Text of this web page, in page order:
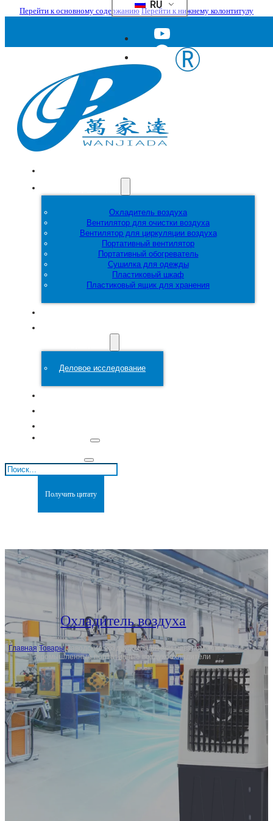
Перейти к основному содержаниюПерейти к нижнему колонтитулу
RU
Охладитель воздуха
Вентилятор для очистки воздуха
Вентилятор для циркуляции воздуха
Портативный вентилятор
Портативный обогреватель
Сушилка для одежды
Пластиковый шкаф
Пластиковый ящик для хранения
Деловое исследование
Поиск
Получить цитату
Охладитель воздуха
Главная/Товары/Заводские воздухоохладители навалом, оптовые
промышленные портативные воздухоохладители